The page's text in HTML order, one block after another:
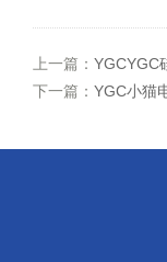
上一篇： YGCYGC
下一篇： YGC小猫